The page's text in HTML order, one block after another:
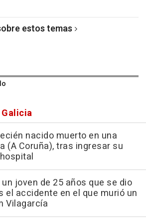
estos temas
nacido muerto en una
(A Coruña), tras ingresar su
joven de 25 años que se dio
el accidente en el que murió un
Vilagarcía